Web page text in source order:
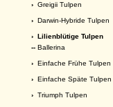
› Greigii Tulpen
› Darwin-Hybride Tulpen
› Lilienblütige Tulpen
-- Ballerina
› Einfache Frühe Tulpen
› Einfache Späte Tulpen
› Triumph Tulpen